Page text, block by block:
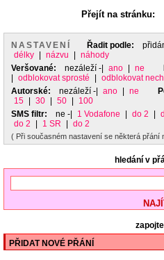
Přejít na stránku:
NASTAVENÍ Řadit podle:
délky
názvu
náhody
Veršované:
nezáleží -| ano ne
odblokovat sprosté odblokovat
Autorské:
nezáleží -| ano ne
15
30 50
100
SMS filtr:
ne -| 1 Vodafone do 2
do 2
1 SR do 2
( Při současném nastavení se některá přání
hledání v
PŘIDAT NOVÉ PŘÁNÍ